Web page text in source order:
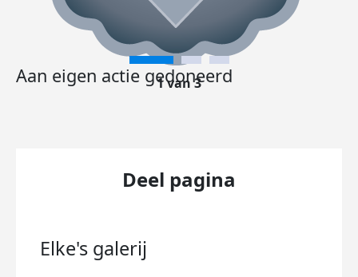
Aan eigen actie gedoneerd
1 van 3
Deel pagina
Elke's galerij